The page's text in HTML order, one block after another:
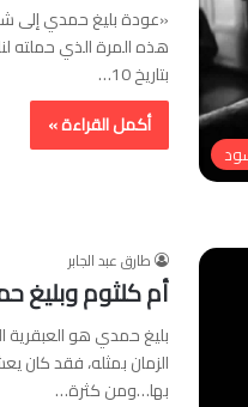
«عودة بليغ حمدي إلى
هذه المرة الذي حملته
بتاريخ 10…
أكمل القراءة »
طارق عبد الجابر
أم كلثوم وبليغ
بليغ حمدي هو العبقرية
الزمان بمثله، فقد
بها…ومن كثرة…